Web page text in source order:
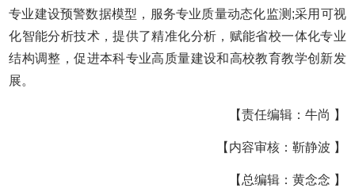
专业建设预警数据模型，服务专业质量动态化监测;采用可视
化智能分析技术，提供了精准化分析，赋能省校一体化专业
结构调整，促进本科专业高质量建设和高校教育教学创新发
展。
【责任编辑：牛尚 】
【内容审核：靳静波 】
【总编辑：黄念念 】